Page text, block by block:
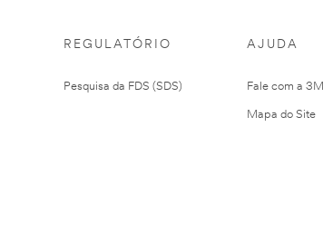
REGULATÓRIO
Pesquisa da FDS (SDS)
AJUDA
Fale com a 3M
Mapa do Site